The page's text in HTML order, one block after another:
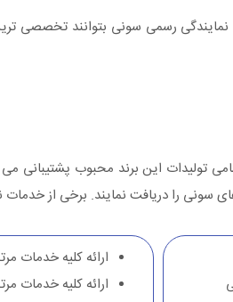
نمایندگی رسمی سونی بتوانند
این برند محبوب پشتیبانی می
سونی را دریافت نمایند. برخی از خدمات
ارائه کلیه خدمات
ارائه کلیه خدمات